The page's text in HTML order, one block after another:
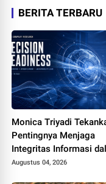
BERITA TERBARU
Monica Triyadi
Pentingnya Menjaga
Integritas Informasi
Riset Perusahaan
Augustus 04, 2026